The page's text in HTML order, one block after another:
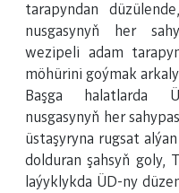
tarapyndan
nusgasynyň her
wezipeli adam
möhürini goýmak
Başga halatlarda
nusgasynyň her
üstaşyryna rugsat
dolduran şahsyň goly,
laýyklykda ÜD-ny